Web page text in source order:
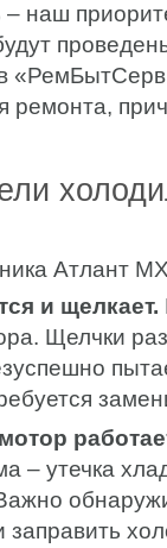
наш
ремонта,
и щелкает.
Щелчки
– утечка
заправить